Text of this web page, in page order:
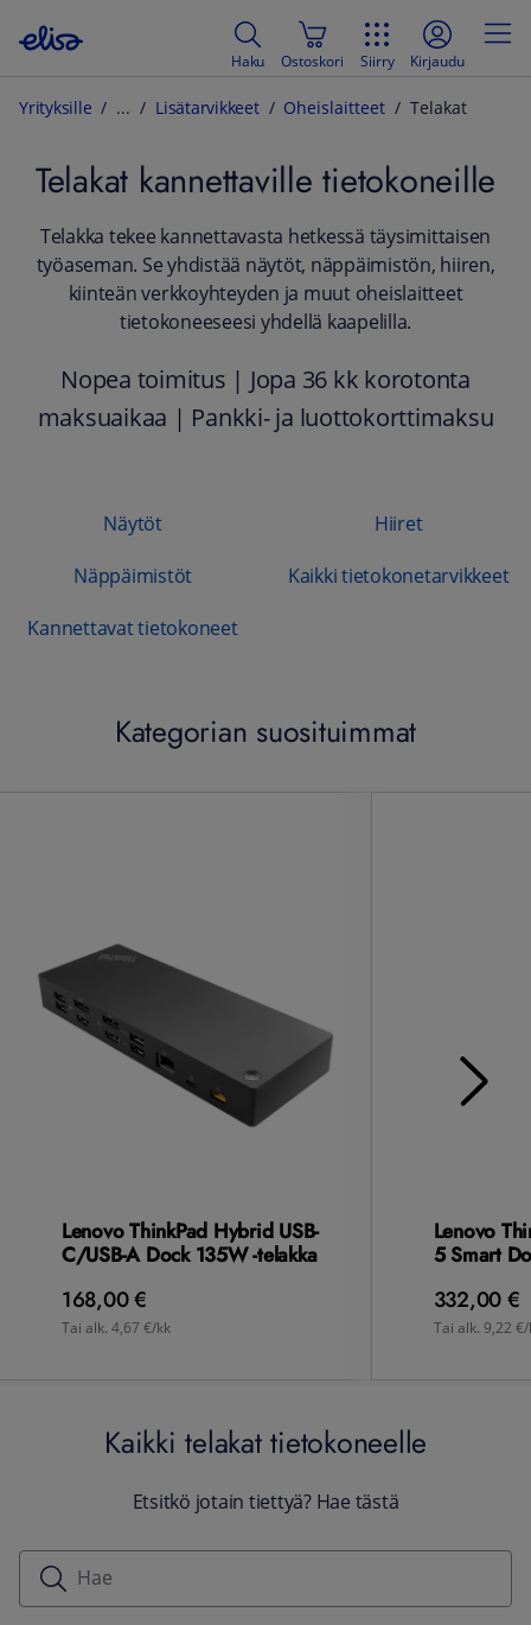
Haku Ostoskori Siirry Kirjaudu
Yrityksille Lisätarvikkeet Oheislaitteet Telakat
Telakat kannettaville tietokoneille
Telakka tekee kannettavasta hetkessä täysimittaisen
työaseman. Se yhdistää näytöt, näppäimistön, hiiren,
kiinteän verkkoyhteyden ja muut oheislaitteet
tietokoneeseesi yhdellä kaapelilla.
Nopea toimitus | Jopa 36 kk korotonta
maksuaikaa | Pankki- ja luottokorttimaksu
Näytöt Hiiret
Näppäimistöt Kaikki tietokonetarvikkeet
Kannettavat tietokoneet
Kategorian suosituimmat
Lenovo ThinkPad Hybrid USB-
C/USB-A Dock 135W -telakka
168,00 €
Tai alk. 4,67 €/kk
Lenovo
5 Smart
332,00 €
Tai alk. 9,22 €/
Kaikki telakat tietokoneelle
Etsitkö jotain tiettyä? Hae tästä